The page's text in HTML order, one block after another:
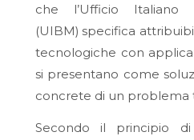
che l’Ufficio
(UIBM) specifica
tecnologiche con
si presentano come
concrete di un problema
Secondo il principio